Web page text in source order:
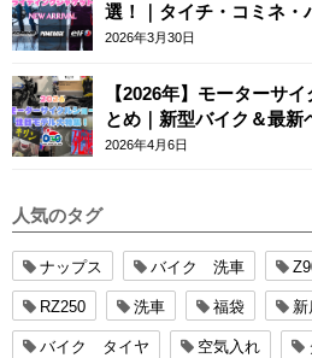
選！｜タイチ・コミネ・
ースカフェロンドン
2026年3月30日
【2026年】モーターサ
とめ｜新型バイク＆最新
2026年4月6日
人気のタグ
ナップス バイク 洗車
RZ250 洗車 福袋 新
バイク タイヤ 空気入れ